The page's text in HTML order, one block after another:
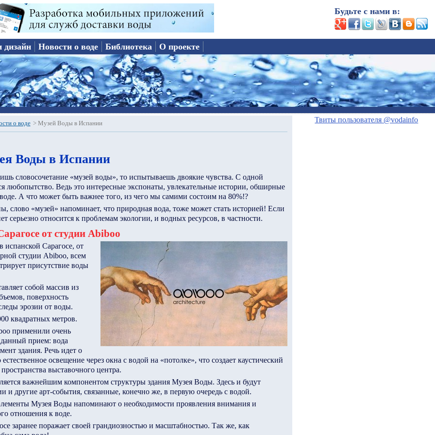
Будьте с нами в:
дизайн Новости о воде Библиотека О проекте
о воде > Музей Воды в Испании
Воды в Испании
словосочетание «музей воды», то испытываешь двоякие чувства. С одной
любопытство. Ведь это интересные экспонаты, увлекательные истории, обширные
А что может быть важнее того, из чего мы самими состоим на 80%!?
слово «музей» напоминает, что природная вода, тоже может стать историей! Если
серьезно относится к проблемам экологии, и водных ресурсов, в частности.
от студии Abiboo
Сарагосе, от
студии Abiboo, всем
присутствие воды
собой массив из
поверхность
эрозии от воды.
квадратных метров.
применили очень
прием: вода
здания. Речь идет о
освещение через окна с водой на «потолке», что создает каустический
выставочного центра.
важнейшим компонентом структуры здания Музея Воды. Здесь и будут
и другие арт-события, связанные, конечно же, в первую очередь с водой.
Музея Воды напоминают о необходимости проявления внимания и
отношения к воде.
заранее поражает своей грандиозностью и масштабностью. Так же, как
Твиты пользователя @vodainfo